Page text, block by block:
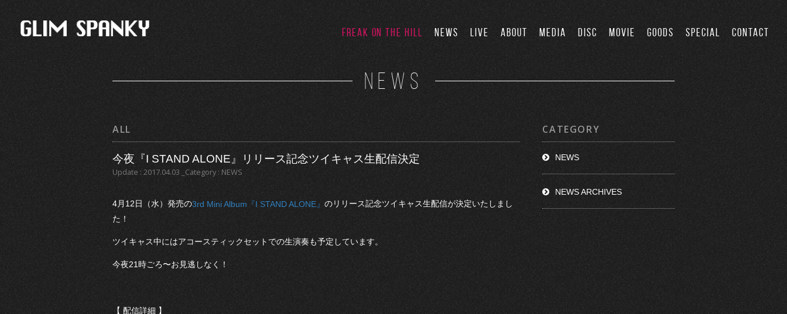
FREAK ON THE HILL NEWS LIVE ABOUT MEDIA DISC MOVIE GOODS SPECIAL CONTACT
NEWS
ALL
今夜『I STAND ALONE』リリース記念ツイキャス生配信決定
Update : 2017.04.03 _Category : NEWS
4月12日（水）発売の3rd Mini Album『I STAND ALONE』 のリリース記念ツイキャス生配信が決定いたしまし
た！
ツイキャス中にはアコースティックセットでの生演奏も予定しています。
今夜21時ごろ〜お見逃しなく！
【 配信詳細 】
CATEGORY
NEWS
NEWS ARCHIVES